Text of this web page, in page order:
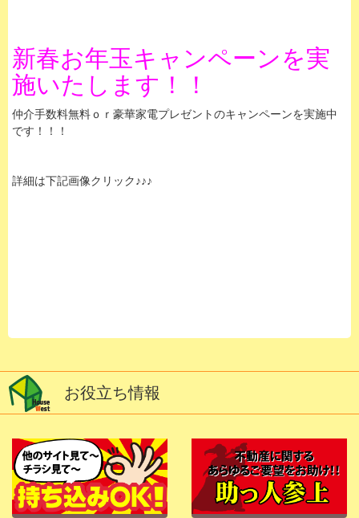
新春お年玉キャンペーンを実
施いたします！！
仲介手数料無料ｏｒ豪華家電プレゼントのキャンペーンを実施中
です！！！
詳細は下記画像クリック♪♪♪
お役立ち情報